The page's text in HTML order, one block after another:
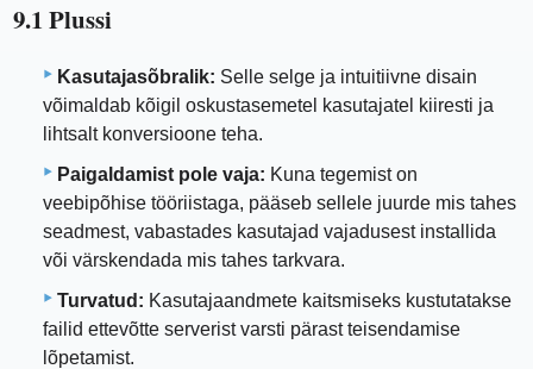
9.1 Plussi
Kasutajasõbralik: Selle selge ja intuitiivne disain
võimaldab kõigil oskustasemetel kasutajatel kiiresti ja
lihtsalt konversioone teha.
Paigaldamist pole vaja: Kuna tegemist on
veebipõhise tööriistaga, pääseb sellele juurde mis tahes
seadmest, vabastades kasutajad vajadusest installida
või värskendada mis tahes tarkvara.
Turvatud: Kasutajaandmete kaitsmiseks kustutatakse
failid ettevõtte serverist varsti pärast teisendamise
lõpetamist.